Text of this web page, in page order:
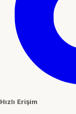
Hızlı Erişim